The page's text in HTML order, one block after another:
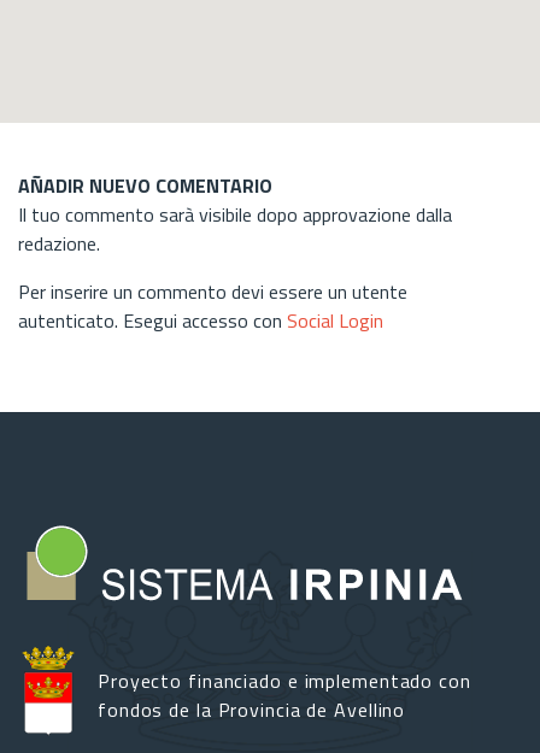
AÑADIR NUEVO COMENTARIO
Il tuo commento sarà visibile dopo approvazione dalla
redazione.
Per inserire un commento devi essere un utente
autenticato. Esegui accesso con Social Login
Proyecto financiado e implementado con
fondos de la Provincia de Avellino